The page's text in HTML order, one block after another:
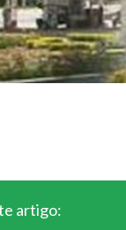
artigo: